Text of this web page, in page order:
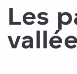
Les